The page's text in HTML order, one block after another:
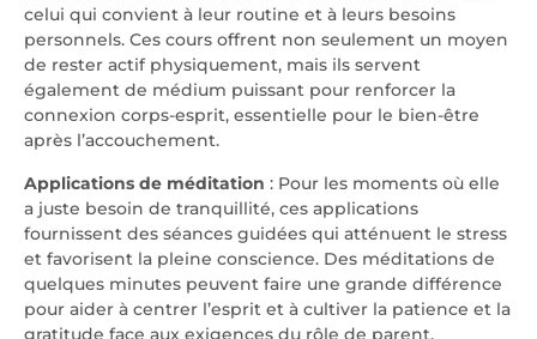
celui qui convient à leur routine et à leurs besoins
personnels. Ces cours offrent non seulement un moyen
de rester actif physiquement, mais ils servent
également de médium puissant pour renforcer la
connexion corps-esprit, essentielle pour le bien-être
après l’accouchement.
Applications de méditation : Pour les moments où elle
a juste besoin de tranquillité, ces applications
fournissent des séances guidées qui atténuent le stress
et favorisent la pleine conscience. Des méditations de
quelques minutes peuvent faire une grande différence
pour aider à centrer l’esprit et à cultiver la patience et la
gratitude face aux exigences du rôle de parent.